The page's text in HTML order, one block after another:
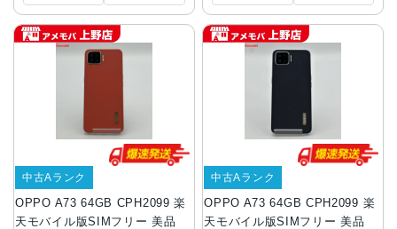
OPPO A73 64GB CPH2099 楽
天モバイル版SIMフリー 美品
中古Aランク
OPPO A73 64GB CPH2099 楽
天モバイル版SIMフリー 美品
中古Aランク